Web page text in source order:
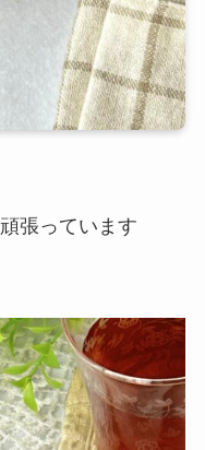
張っています